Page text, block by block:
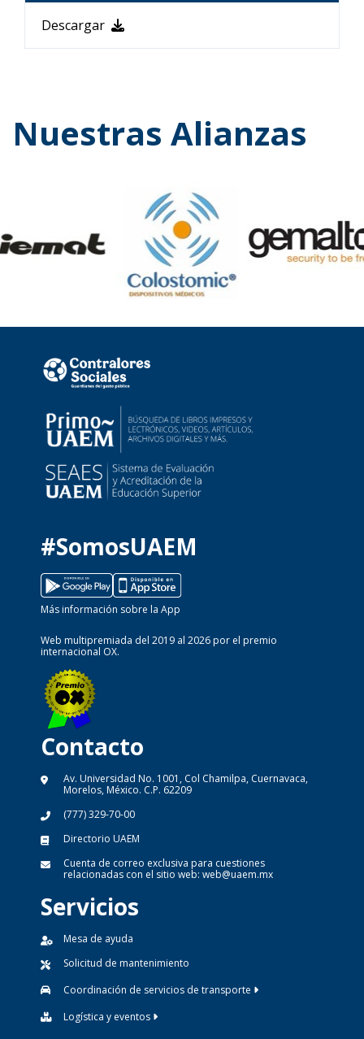
Descargar
Nuestras Alianzas
#SomosUAEM
Más información sobre la App
Web multipremiada del 2019 al 2026 por el premio
internacional OX.
Contacto
Av. Universidad No. 1001, Col Chamilpa, Cuernavaca,
Morelos, México. C.P. 62209
(777) 329-70-00
Directorio UAEM
Cuenta de correo exclusiva para cuestiones
relacionadas con el sitio web: web@uaem.mx
Servicios
Mesa de ayuda
Solicitud de mantenimiento
Coordinación de servicios de transporte
Logística y eventos